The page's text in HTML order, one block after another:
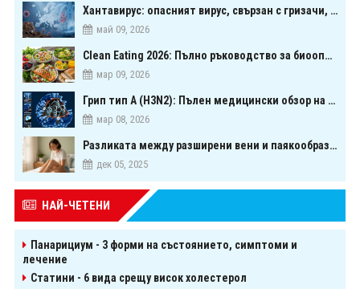
Хантавирус: опасният вирус, свързан с гризачи, който предизвика тревога в Европа
май 09, 2026
Clean Eating 2026: Пълно ръководство за биооптимизация чрез хранене
мар 09, 2026
Грип тип A (H3N2): Пълен медицински обзор на сезонния щам през 2026 г.
мар 08, 2026
Разликата между разширени вени и паякообразни вени - и как наистина можете да ги предотвратите
дек 05, 2025
НАЙ-ЧЕТЕНИ
Панарициум - 3 форми на състоянието, симптоми и
лечение
Статини - 6 вида срещу висок холестерол